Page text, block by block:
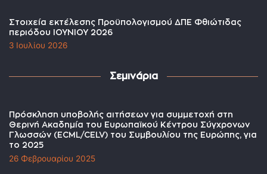
Στοιχεία εκτέλεσης Προϋπολογισμού ΔΠΕ Φθιώτιδας
περιόδου ΙΟΥΝΙΟΥ 2026
3 Ιουλίου 2026
Σεμινάρια
Πρόσκληση υποβολής αιτήσεων για συμμετοχή στη
Θερινή Ακαδημία του Ευρωπαϊκού Κέντρου Σύγχρονων
Γλωσσών (ECML/CELV) του Συμβουλίου της Ευρώπης, για
το 2025
26 Φεβρουαρίου 2025